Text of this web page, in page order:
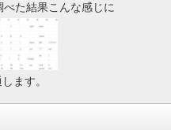
た結果こんな感じに
ます。